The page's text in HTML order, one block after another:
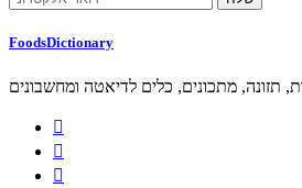
FoodsDictionary
תזונה, מתכונים, כלים לדיאטה ומחשבונים


